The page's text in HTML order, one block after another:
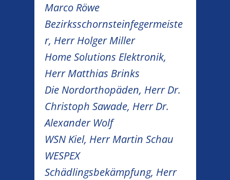
Marco Röwe
Bezirksschornsteinfegermeiste
r, Herr Holger Miller
Home Solutions Elektronik,
Herr Matthias Brinks
Die Nordorthopäden, Herr Dr.
Christoph Sawade, Herr Dr.
Alexander Wolf
WSN Kiel, Herr Martin Schau
WESPEX
Schädlingsbekämpfung, Herr